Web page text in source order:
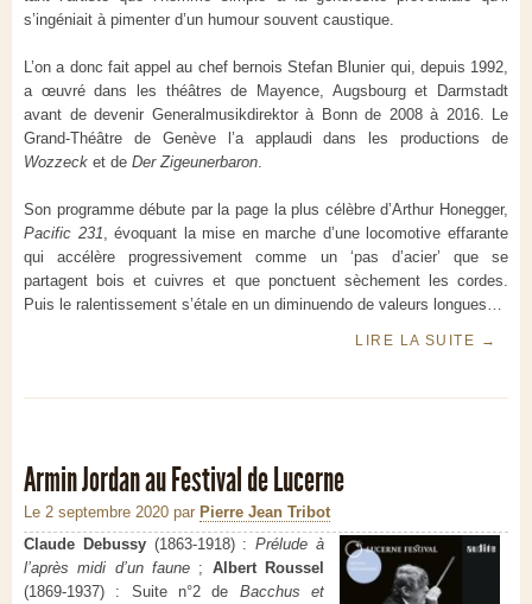
s’ingéniait à pimenter d’un humour souvent caustique.
L’on a donc fait appel au chef bernois Stefan Blunier qui, depuis 1992,
a œuvré dans les théâtres de Mayence, Augsbourg et Darmstadt
avant de devenir Generalmusikdirektor à Bonn de 2008 à 2016. Le
Grand-Théâtre de Genève l’a applaudi dans les productions de
Wozzeck et de Der Zigeunerbaron
Son programme débute par la page la plus célèbre d’Arthur Honegger,
Pacific 231 , évoquant la mise en marche d’une locomotive effarante
qui accélère progressivement comme un ‘pas d’acier’ que se
partagent bois et cuivres et que ponctuent sèchement les cordes.
Puis le ralentissement s’étale en un diminuendo de valeurs longues…
LIRE LA SUITE →
Armin Jordan au Festival de Lucerne
Le 2 septembre 2020 par Pierre Jean Tribot
Claude Debussy(1863-1918) :Prélude à
l’après midi d’un faune ; Albert Roussel
(1869-1937) : Suite n°2 de Bacchus et